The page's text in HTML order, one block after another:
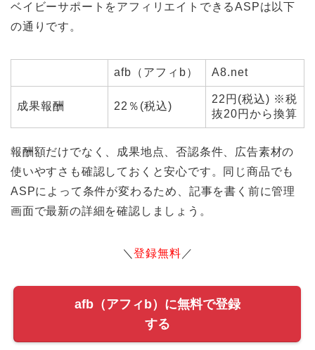
ベイビーサポートをアフィリエイトできるASPは以下
の通りです。
afb（アフィb） A8.net
成果報酬 22％(税込)
22円(税込) ※税
抜20円から換算
報酬額だけでなく、成果地点、否認条件、広告素材の
使いやすさも確認しておくと安心です。同じ商品でも
ASPによって条件が変わるため、記事を書く前に管理
画面で最新の詳細を確認しましょう。
＼登録無料 ／
afb（アフィb）に無料で登録
する